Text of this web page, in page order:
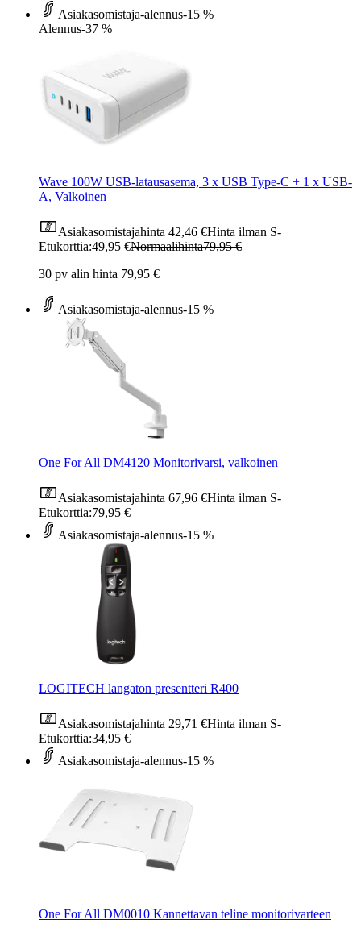
Asiakasomistaja-alennus-15 %
Alennus-37 %
Wave 100W USB-latausasema, 3 x USB Type-C + 1 x USB-
A, Valkoinen
Asiakasomistajahinta 42,46 €Hinta ilman S-
Etukorttia:49,95 €Normaalihinta79,95 €
30 pv alin hinta 79,95 €
Asiakasomistaja-alennus-15 %
One For All DM4120 Monitorivarsi, valkoinen
Asiakasomistajahinta 67,96 €Hinta ilman S-
Etukorttia:79,95 €
Asiakasomistaja-alennus-15 %
LOGITECH langaton presentteri R400
Asiakasomistajahinta 29,71 €Hinta ilman S-
Etukorttia:34,95 €
Asiakasomistaja-alennus-15 %
One For All DM0010 Kannettavan teline monitorivarteen